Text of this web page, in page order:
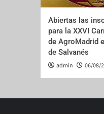
Abiertas las
para la XXVI
de AgroMadrid
de Salvanés
admin 06/08/